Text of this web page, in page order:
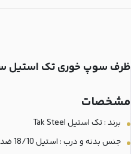
ظرف سوپ خوری تک استیل سری
مشخصات
برند : تک استیل Tak Steel
جنس بدنه و درب : استیل 18/10 ضد زنگ